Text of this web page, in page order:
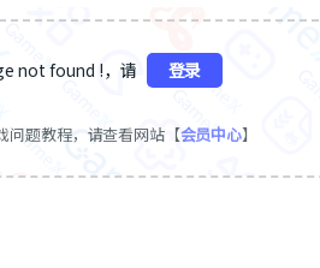
not found !，请 登录
问题教程，请查看网站【会员中心】